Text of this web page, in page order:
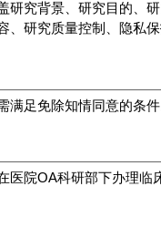
研究背景、研究目的、
、研究质量控制、隐私保
满足免除知情同意的条件
医院OA科研部下办理临